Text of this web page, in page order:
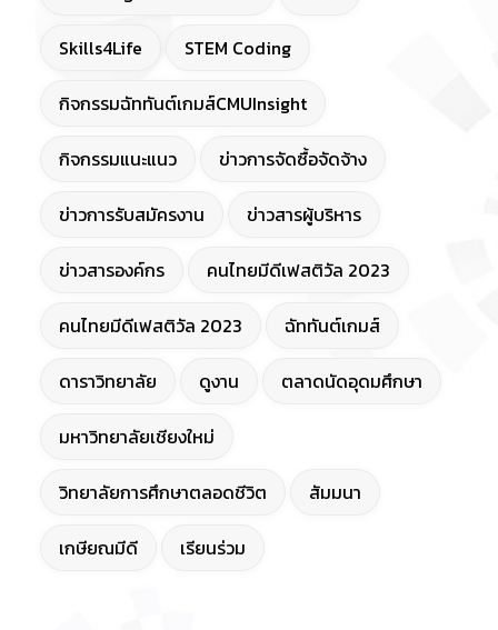
Skills4Life STEM Coding
กิจกรรมฉัททันต์เกมส์CMUInsight
กิจกรรมแนะแนว ข่าวการจัดซื้อจัดจ้าง
ข่าวการรับสมัครงาน ข่าวสารผู้บริหาร
ข่าวสารองค์กร คนไทยมีดีเฟสติวัล 2023
คนไทยมีดีเฟสติวัล 2023 ฉัททันต์เกมส์
ดาราวิทยาลัย ดูงาน ตลาดนัดอุดมศึกษา
มหาวิทยาลัยเชียงใหม่
วิทยาลัยการศึกษาตลอดชีวิต สัมมนา
เกษียณมีดี เรียนร่วม